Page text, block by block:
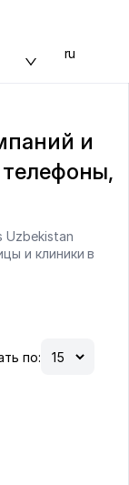
ru
и
Uzbekistan
и клиники в
по: